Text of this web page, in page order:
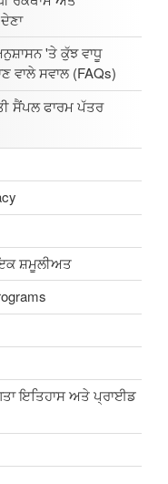
'ਤੇ ਕੁੱਝ ਵਾਧੂ
ਵਾਲੇ ਸਵਾਲ (FAQs)
ਸੈਂਪਲ ਫਾਰਮ ਪੱਤਰ
ਸ਼ਮੂਲੀਅਤ
ਇਤਿਹਾਸ ਅਤੇ ਪ੍ਰਾਈਡ